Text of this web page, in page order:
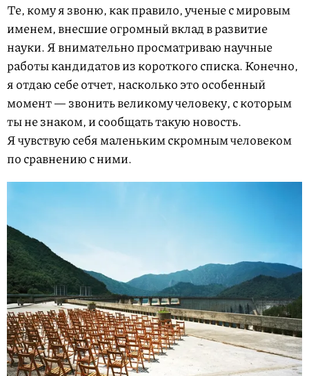
Те, кому я звоню, как правило, ученые с мировым
именем, внесшие огромный вклад в развитие
науки. Я внимательно просматриваю научные
работы кандидатов из короткого списка. Конечно,
я отдаю себе отчет, насколько это особенный
момент — звонить великому человеку, с которым
ты не знаком, и сообщать такую новость.
Я чувствую себя маленьким скромным человеком
по сравнению с ними.